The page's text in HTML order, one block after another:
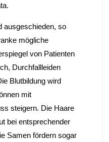
ausgeschieden, so
mögliche
von Patienten
Durchfallleiden
Blutbildung wird
mit
steigern. Die Haare
bei entsprechender
Samen fördern sogar